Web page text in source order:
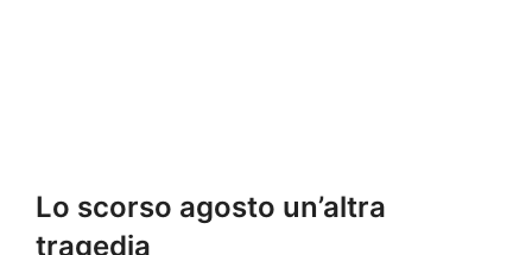
Lo scorso agosto un’altra
tragedia